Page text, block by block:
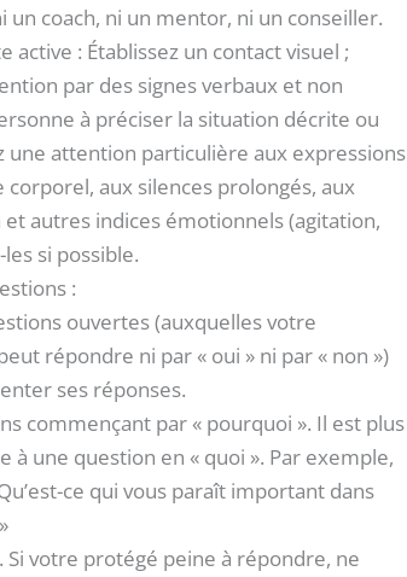
un coach, ni un mentor, ni un conseiller.
active : Établissez un contact visuel ;
par des signes verbaux et non
à préciser la situation décrite ou
une attention particulière aux expressions
corporel, aux silences prolongés, aux
autres indices émotionnels (agitation,
si possible.
:
ouvertes (auxquelles votre
répondre ni par « oui » ni par « non »)
ses réponses.
commençant par « pourquoi ». Il est plus
à une question en « quoi ». Par exemple,
ce qui vous paraît important dans
Si votre protégé peine à répondre, ne